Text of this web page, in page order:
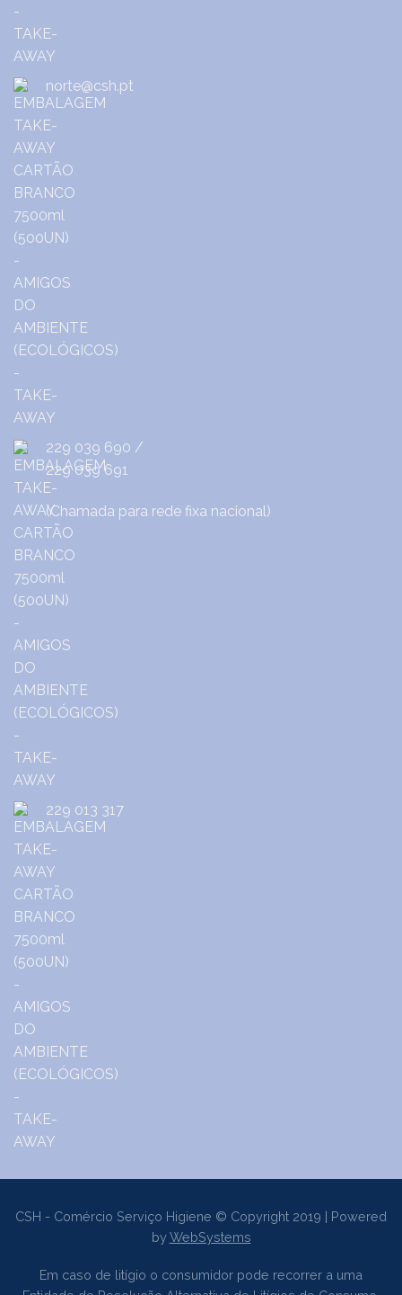
norte@csh.pt
229 039 690 /
229 039 691
(Chamada para rede fixa nacional)
229 013 317
CSH - Comércio Serviço Higiene © Copyright 2019 | Powered
byWebSystems
Em caso de litígio o consumidor pode recorrer a uma